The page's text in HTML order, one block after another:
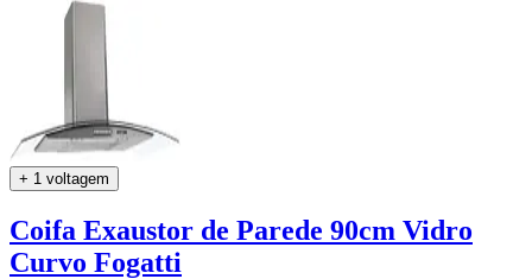
+ 1 voltagem
Coifa Exaustor de Parede 90cm Vidro
Curvo Fogatti